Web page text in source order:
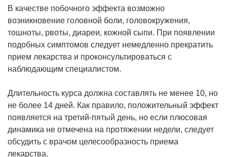
В качестве побочного эффекта возможно
возникновение головной боли, головокружения,
тошноты, рвоты, диареи, кожной сыпи. При появлении
подобных симптомов следует немедленно прекратить
прием лекарства и проконсультироваться с
наблюдающим специалистом.
Длительность курса должна составлять не менее 10, но
не более 14 дней. Как правило, положительный эффект
появляется на третий-пятый день, но если плюсовая
динамика не отмечена на протяжении недели, следует
обсудить с врачом целесообразность приема
лекарства.